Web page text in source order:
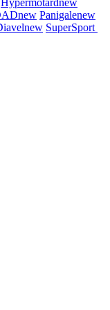
Hypermotardnew
new Panigalenew
new SuperSport